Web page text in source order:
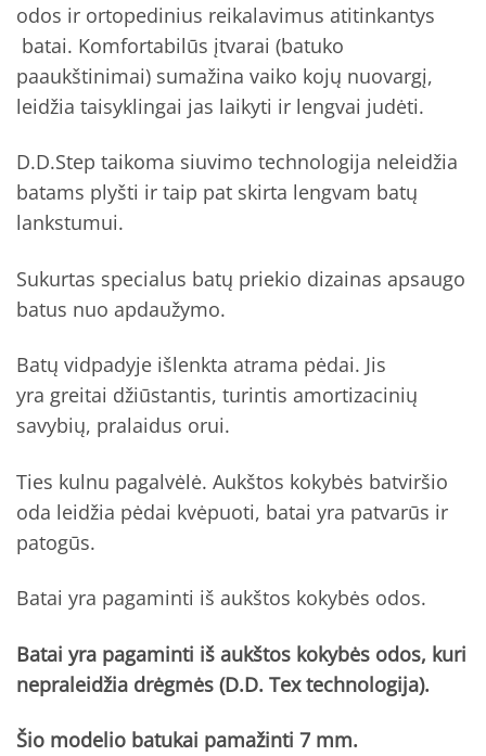
odos ir ortopedinius reikalavimus atitinkantys
batai. Komfortabilūs įtvarai (batuko
paaukštinimai) sumažina vaiko kojų nuovargį,
leidžia taisyklingai jas laikyti ir lengvai judėti.
D.D.Step taikoma siuvimo technologija neleidžia
batams plyšti ir taip pat skirta lengvam batų
lankstumui.
Sukurtas specialus batų priekio dizainas apsaugo
batus nuo apdaužymo.
Batų vidpadyje išlenkta atrama pėdai. Jis
yra greitai džiūstantis, turintis amortizacinių
savybių, pralaidus orui.
Ties kulnu pagalvėlė. Aukštos kokybės batviršio
oda leidžia pėdai kvėpuoti, batai yra patvarūs ir
patogūs.
Batai yra pagaminti iš aukštos kokybės odos.
Batai yra pagaminti iš aukštos kokybės odos, kuri
nepraleidžia drėgmės (D.D. Tex technologija).
Šio modelio batukai pamažinti 7 mm.